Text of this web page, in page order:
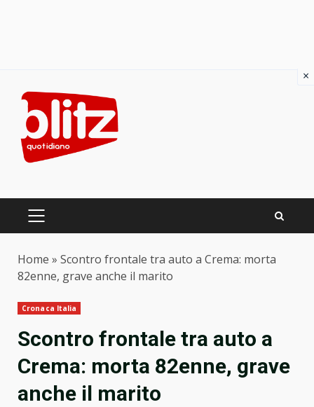
content
PRIMARY
Home » Scontro frontale tra auto a Crema: morta
82enne, grave anche il marito
Cronaca Italia
Scontro frontale tra auto a
Crema: morta 82enne, grave
anche il marito
×